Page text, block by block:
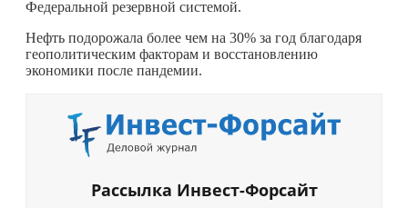
Федеральной резервной системой.
Нефть подорожала более чем на 30% за год благодаря
геополитическим факторам и восстановлению
экономики после пандемии.
Рассылка Инвест-Форсайт